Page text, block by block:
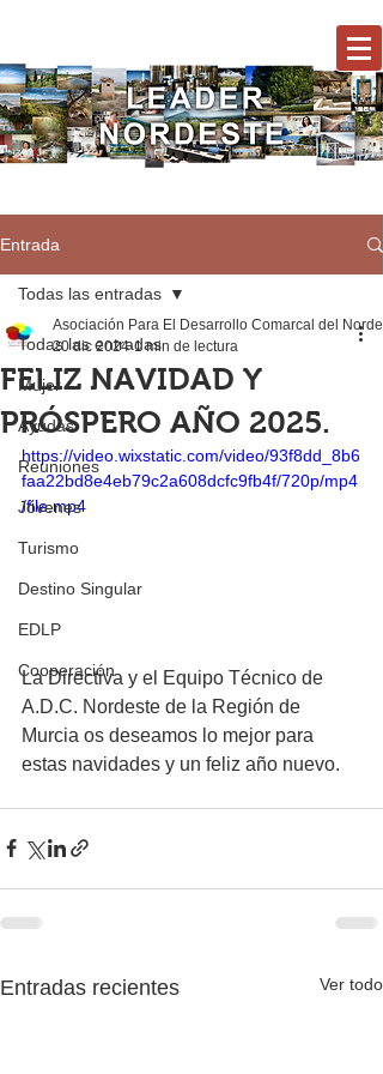
Entrada
Todas las entradas
Mujer
Ayudas
Reuniones
Jóvenes
Turismo
Destino Singular
EDLP
Cooperación
Todas las entradas
FELIZ NAVIDAD Y
PRÓSPERO AÑO 2025.
Asociación Para El Desarrollo Comarcal del
20 dic 2024 1 min de lectura
https://video.wixstatic.com/video/93f8dd_8b6
faa22bd8e4eb79c2a608dcfc9fb4f/720p/mp4
/file.mp4
La Directiva y el Equipo Técnico de
A.D.C. Nordeste de la Región de
Murcia os deseamos lo mejor para
estas navidades y un feliz año nuevo.
Entradas recientes Ver todo